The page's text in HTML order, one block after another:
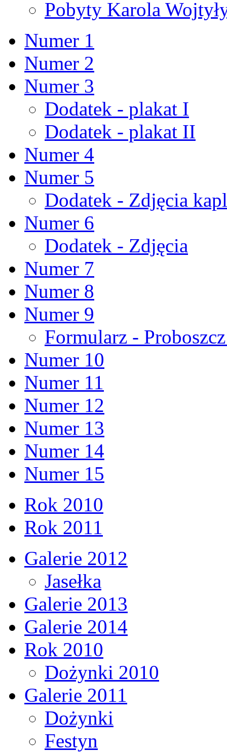
Pobyty Karola
Numer 1
Numer 2
Numer 3
Dodatek - plakat I
Dodatek - plakat II
Numer 4
Numer 5
Dodatek - Zdjęcia
Numer 6
Dodatek - Zdjęcia
Numer 7
Numer 8
Numer 9
Formularz -
Numer 10
Numer 11
Numer 12
Numer 13
Numer 14
Numer 15
Rok 2010
Rok 2011
Galerie 2012
Jasełka
Galerie 2013
Galerie 2014
Rok 2010
Dożynki 2010
Galerie 2011
Dożynki
Festyn